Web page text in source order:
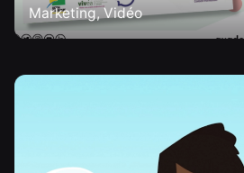
Marketing Vidéo